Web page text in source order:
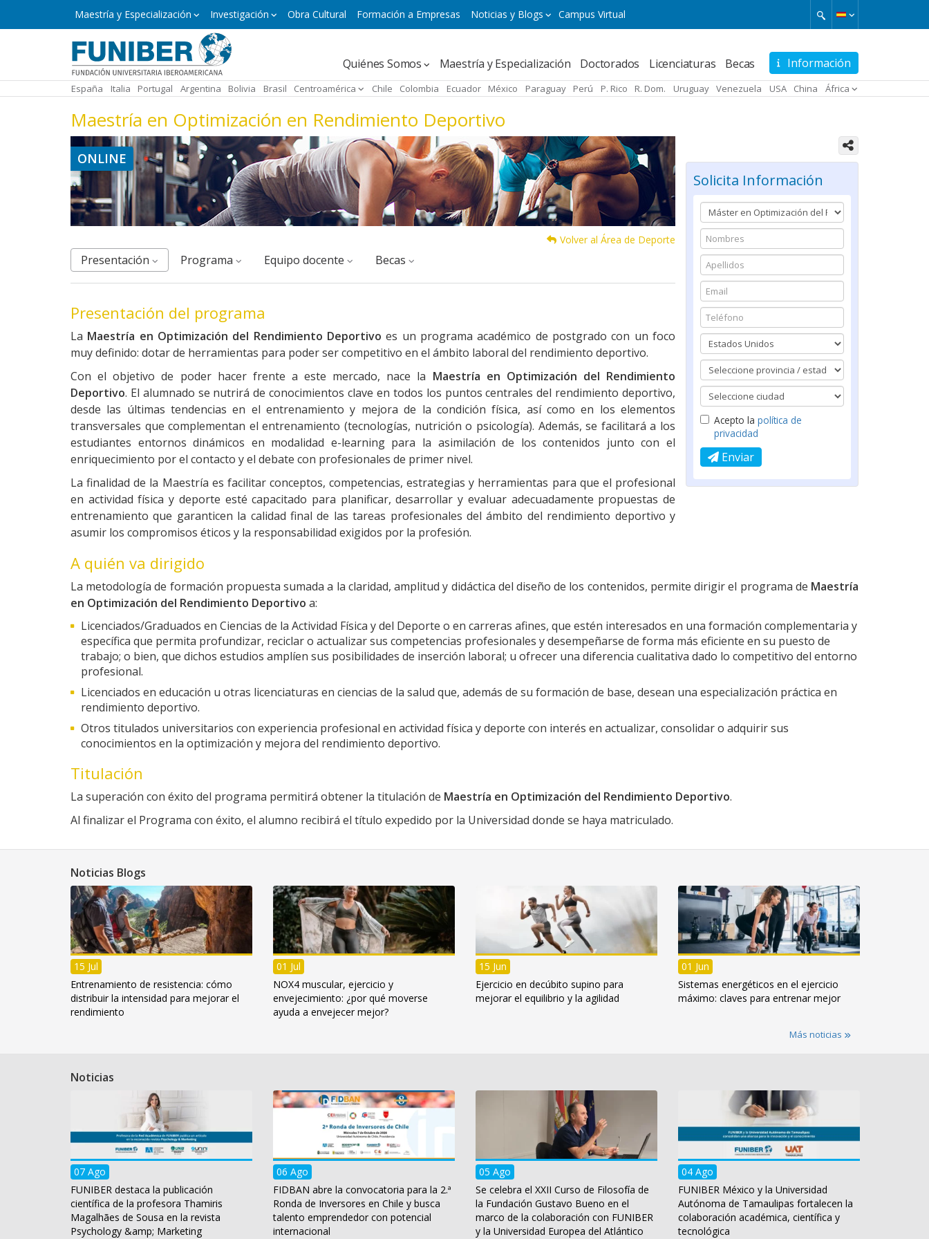
y
Maestría y Especialización Investigación Obra Cultural Formación a Empresas Noticias y Blogs Campus Virtual
Información
Navegación
principal
Quiénes Somos Maestría y Especialización Doctorados Licenciaturas Becas
España Italia Portugal Argentina Bolivia Brasil Centroamérica Chile Colombia Ecuador México Paraguay Perú P. Rico R. Dom. Uruguay Venezuela USA China África
Maestría en Optimización en Rendimiento Deportivo
Solicita Información
Acepto la política de
privacidad
Enviar
ONLINE
Volver al Área de Deporte
Presentación Programa equipo docente Becas
Presentación del programa
La Maestría en Optimización del Rendimiento Deportivo es un programa académico de postgrado con un foco
muy definido: dotar de herramientas para poder ser competitivo en el ámbito laboral del rendimiento deportivo.
Con el objetivo de poder hacer frente a este mercado, nace la Maestría en Optimización del Rendimiento
Deportivo. El alumnado se nutrirá de conocimientos clave en todos los puntos centrales del rendimiento deportivo,
desde las últimas tendencias en el entrenamiento y mejora de la condición física, así como en los elementos
transversales que complementan el entrenamiento (tecnologías, nutrición o psicología). Además, se facilitará a los
estudiantes entornos dinámicos en modalidad e-learning para la asimilación de los contenidos junto con el
enriquecimiento por el contacto y el debate con profesionales de primer nivel.
La finalidad de la Maestría es facilitar conceptos, competencias, estrategias y herramientas para que el profesional
en actividad física y deporte esté capacitado para planificar, desarrollar y evaluar adecuadamente propuestas de
entrenamiento que garanticen la calidad final de las tareas profesionales del ámbito del rendimiento deportivo y
asumir los compromisos éticos y la responsabilidad exigidos por la profesión.
A quién va dirigido
La metodología de formación propuesta sumada a la claridad, amplitud y didáctica del diseño de los contenidos, permite dirigir el programa de Maestría
en Optimización del Rendimiento Deportivo a:
Licenciados/Graduados en Ciencias de la Actividad Física y del Deporte o en carreras afines, que estén interesados en una formación complementaria y
específica que permita profundizar, reciclar o actualizar sus competencias profesionales y desempeñarse de forma más eficiente en su puesto de
trabajo; o bien, que dichos estudios amplíen sus posibilidades de inserción laboral; u ofrecer una diferencia cualitativa dado lo competitivo del entorno
profesional.
Licenciados en educación u otras licenciaturas en ciencias de la salud que, además de su formación de base, desean una especialización práctica en
rendimiento deportivo.
Otros titulados universitarios con experiencia profesional en actividad física y deporte con interés en actualizar, consolidar o adquirir sus
conocimientos en la optimización y mejora del rendimiento deportivo.
Titulación
La superación con éxito del programa permitirá obtener la titulación de Maestría en Optimización del Rendimiento Deportivo.
Al finalizar el Programa con éxito, el alumno recibirá el título expedido por la Universidad donde se haya matriculado.
Noticias Blogs
15 Jul
Entrenamiento de resistencia: cómo
distribuir la intensidad para mejorar el
rendimiento
01 Jul
NOX4 muscular, ejercicio y
envejecimiento: ¿por qué moverse
ayuda a envejecer mejor?
15 Jun
Ejercicio en decúbito supino para
mejorar el equilibrio y la agilidad
01 Jun
Sistemas energéticos en el ejercicio
máximo: claves para entrenar mejor
Más noticias
Noticias
07 Ago
FUNIBER destaca la publicación
científica de la profesora Thamiris
Magalhães de Sousa en la revista
Psychology &amp; Marketing
06 Ago
FIDBAN abre la convocatoria para la 2.ª
Ronda de Inversores en Chile y busca
talento emprendedor con potencial
internacional
05 Ago
Se celebra el XXII Curso de Filosofía de
la Fundación Gustavo Bueno en el
marco de la colaboración con FUNIBER
y la Universidad Europea del Atlántico
04 Ago
FUNIBER México y la Universidad
Autónoma de Tamaulipas fortalecen la
colaboración académica, científica y
tecnológica